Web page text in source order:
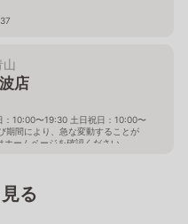
山
店
10:00〜19:30 土日祝日：10:00〜
期間により、急な変動することが
ホームページを確認ください
る